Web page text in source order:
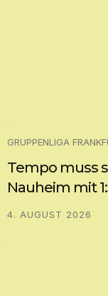
GRUPPENLIGA
Tempo muss
Nauheim mit
4. AUGUST 2026